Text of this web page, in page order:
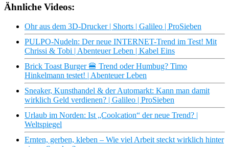
Ähnliche Videos:
Ohr aus dem 3D-Drucker | Shorts | Galileo | ProSieben
PULPO-Nudeln: Der neue INTERNET-Trend im Test! Mit
Chrissi & Tobi | Abenteuer Leben | Kabel Eins
Brick Toast Burger 🍔 Trend oder Humbug? Timo
Hinkelmann testet! | Abenteuer Leben
Sneaker, Kunsthandel & der Automarkt: Kann man damit
wirklich Geld verdienen? | Galileo | ProSieben
Urlaub im Norden: Ist „Coolcation“ der neue Trend? |
Weltspiegel
Ernten, gerben, kleben – Wie viel Arbeit steckt wirklich hinter